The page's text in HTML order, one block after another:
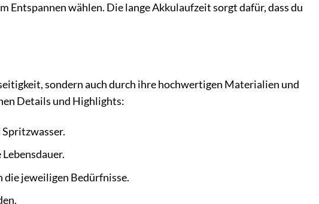
Entspannen wählen. Die lange Akkulaufzeit sorgt dafür, dass du
sondern auch durch ihre hochwertigen Materialien und
Details und Highlights:
die jeweiligen Bedürfnisse.